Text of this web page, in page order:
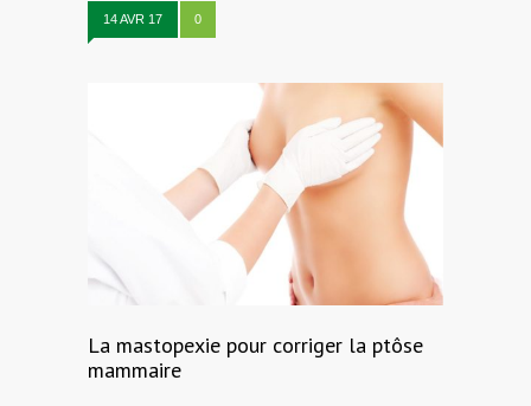
14 AVR 17 0
La mastopexie pour corriger la ptôse
mammaire